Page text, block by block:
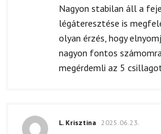
Nagyon stabilan áll a
légáteresztése is
olyan érzés, hogy
nagyon fontos
megérdemli az 5
L. Krisztina 2025.06.23.